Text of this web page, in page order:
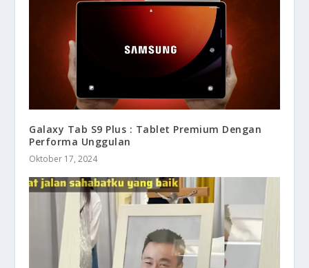
Galaxy Tab S9 Plus : Tablet Premium Dengan
Performa Unggulan
Oktober 17, 2024